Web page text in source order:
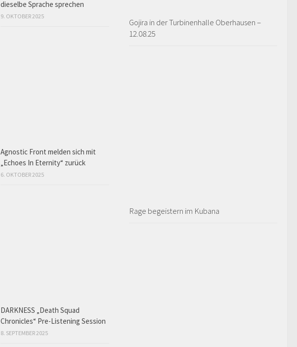
Gojira in der Turbinenhalle Oberhausen –
12.08.25
Rage begeistern im Kubana
dieselbe Sprache sprechen
9. OKTOBER 2025
Agnostic Front melden sich mit
„Echoes In Eternity“ zurück
6. OKTOBER 2025
DARKNESS „Death Squad
Chronicles“ Pre-Listening Session
8. SEPTEMBER 2025